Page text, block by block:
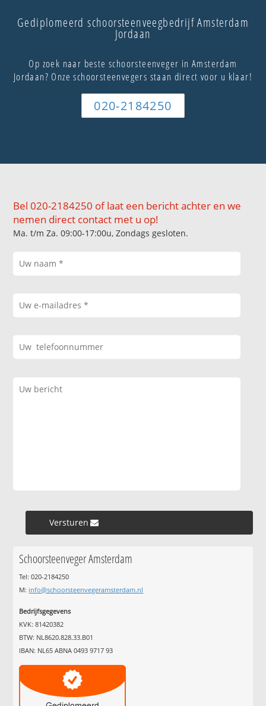
Gediplomeerd schoorsteenveegbedrijf Amsterdam
Jordaan
Op zoek naar beste schoorsteenveger in Amsterdam
Jordaan? Onze schoorsteenvegers staan direct voor u klaar!
020-2184250
Bel 020-2184250 of laat een bericht achter en we
nemen direct contact met u op!
Ma. t/m Za. 09:00-17:00u, Zondags gesloten.
Versturen »
Schoorsteenveger Amsterdam
Tel: 020-2184250
M: info@schoorsteenvegeramsterdam.nl
Bedrijfsgegevens
KVK: 81420382
BTW: NL8620.828.33.B01
IBAN: NL65 ABNA 0493 9717 93